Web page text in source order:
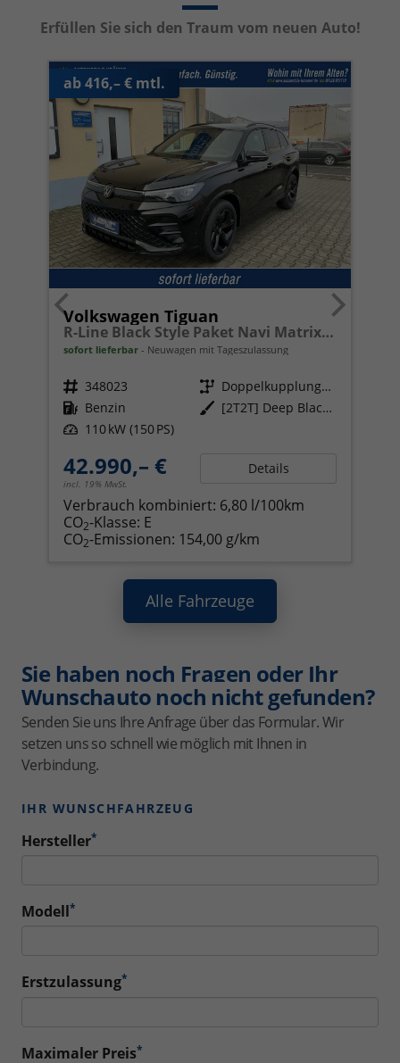
Erfüllen Sie sich den Traum vom neuen Auto!
ab 416,– € mtl.
Volkswagen Tiguan
R-Line Black Style Paket Navi Matrix-LED ACC
sofort lieferbar Neuwagen mit Tageszulassung
Fahrzeugnr. 348023 Getriebe
Doppelkupplungsgetriebe (DSG)
Kraftstoff Benzin Außenfarbe
[2T2T] Deep Black Perleffekt
Leistung 110 kW (150 PS)
42.990,– €
incl. 19% MwSt.
Details
Verbrauch kombiniert: 6,80 l/100km
CO2-Klasse: E
CO2-Emissionen: 154,00 g/km
Alle Fahrzeuge
Sie haben noch Fragen oder Ihr
Wunschauto noch nicht gefunden?
Senden Sie uns Ihre Anfrage über das Formular. Wir
setzen uns so schnell wie möglich mit Ihnen in
Verbindung.
IHR WUNSCHFAHRZEUG
Hersteller*
Modell*
Erstzulassung*
Maximaler Preis*